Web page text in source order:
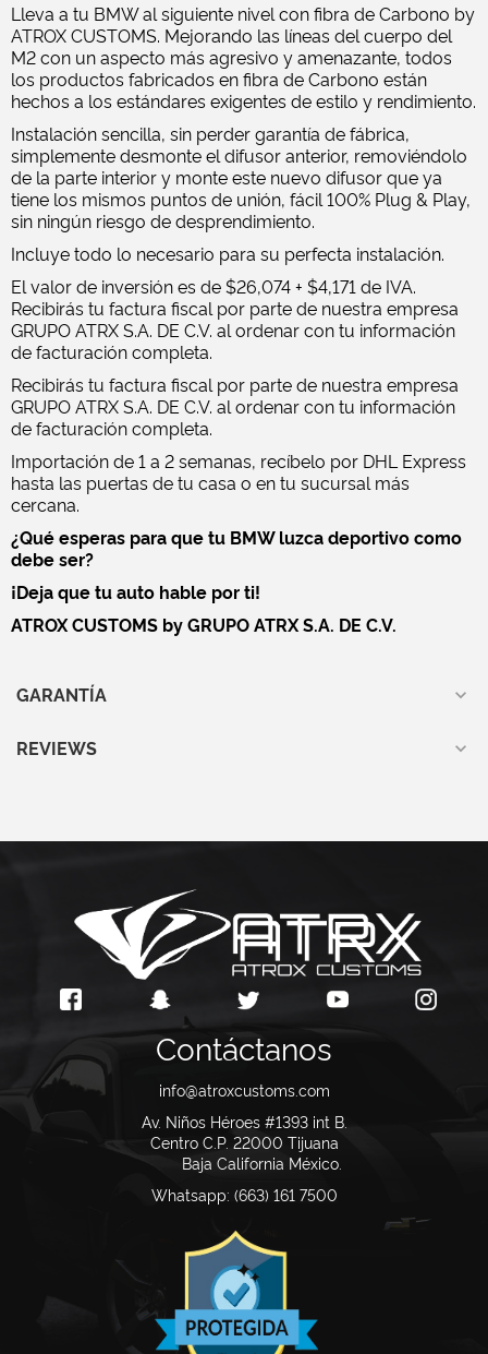
Lleva a tu BMW al siguiente nivel con fibra de Carbono by
ATROX CUSTOMS. Mejorando las líneas del cuerpo del
M2 con un aspecto más agresivo y amenazante, todos
los productos fabricados en fibra de Carbono están
hechos a los estándares exigentes de estilo y rendimiento.
Instalación sencilla, sin perder garantía de fábrica,
simplemente desmonte el difusor anterior, removiéndolo
de la parte interior y monte este nuevo difusor que ya
tiene los mismos puntos de unión, fácil 100% Plug & Play,
sin ningún riesgo de desprendimiento.
Incluye todo lo necesario para su perfecta instalación.
El valor de inversión es de $26,074 + $4,171 de IVA.
Recibirás tu factura fiscal por parte de nuestra empresa
GRUPO ATRX S.A. DE C.V. al ordenar con tu información
de facturación completa.
Recibirás tu factura fiscal por parte de nuestra empresa
GRUPO ATRX S.A. DE C.V. al ordenar con tu información
de facturación completa.
Importación de 1 a 2 semanas, recíbelo por DHL Express
hasta las puertas de tu casa o en tu sucursal más
cercana.
¿Qué esperas para que tu BMW luzca deportivo como
debe ser?
¡Deja que tu auto hable por ti!
ATROX CUSTOMS by GRUPO ATRX S.A. DE C.V.
GARANTÍA
REVIEWS
Contáctanos
info@atroxcustoms.com
Av. Niños Héroes #1393 int B.
Centro C.P. 22000 Tijuana
Baja California México.
Whatsapp: (663) 161 7500